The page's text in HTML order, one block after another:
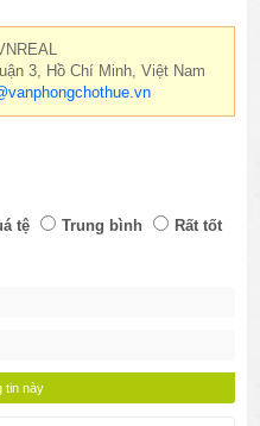
3, Hồ Chí Minh, Việt Nam
tệ Trung bình
Rất tốt